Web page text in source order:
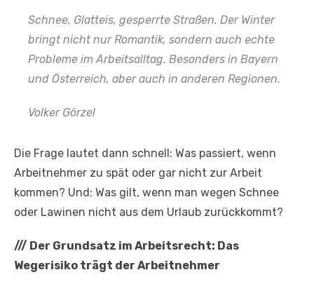
Schnee, Glatteis, gesperrte Straßen. Der Winter
bringt nicht nur Romantik, sondern auch echte
Probleme im Arbeitsalltag. Besonders in Bayern
und Österreich, aber auch in anderen Regionen.
Volker Görzel
Die Frage lautet dann schnell: Was passiert, wenn
Arbeitnehmer zu spät oder gar nicht zur Arbeit
kommen? Und: Was gilt, wenn man wegen Schnee
oder Lawinen nicht aus dem Urlaub zurückkommt?
/// Der Grundsatz im Arbeitsrecht: Das
Wegerisiko trägt der Arbeitnehmer